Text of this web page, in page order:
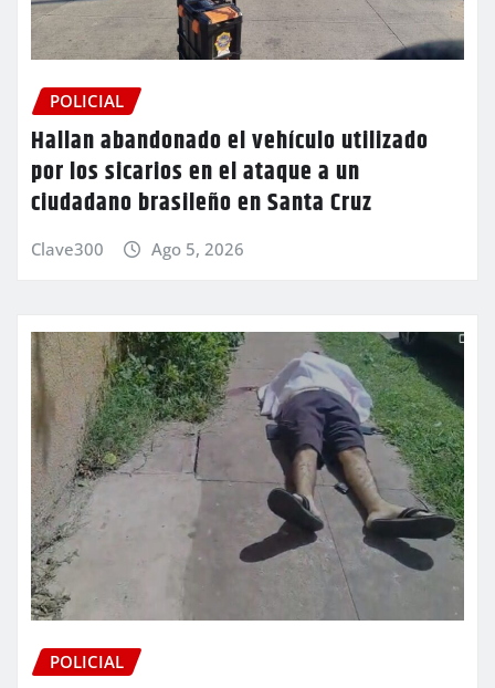
POLICIAL
Hallan abandonado el vehículo utilizado
por los sicarios en el ataque a un
ciudadano brasileño en Santa Cruz
Clave300 Ago 5, 2026
POLICIAL